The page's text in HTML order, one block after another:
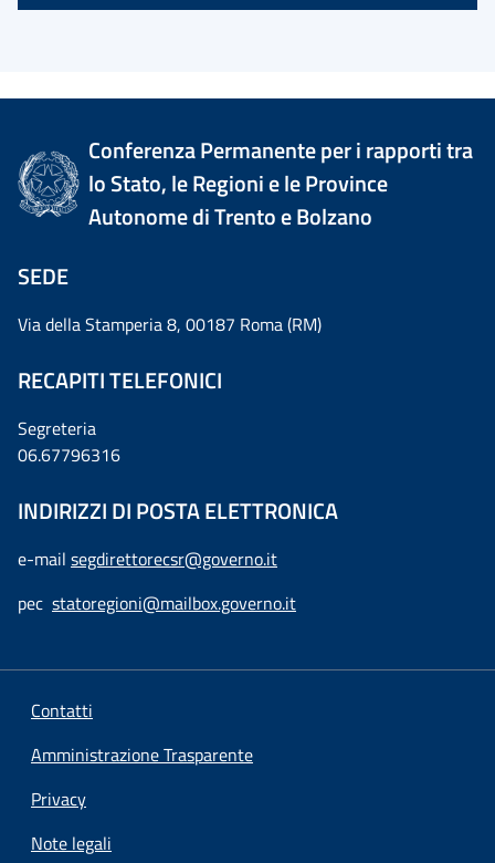
Conferenza Permanente per i rapporti tra
lo Stato, le Regioni e le Province
Autonome di Trento e Bolzano
SEDE
Via della Stamperia 8, 00187 Roma (RM)
RECAPITI TELEFONICI
Segreteria
06.67796316
INDIRIZZI DI POSTA ELETTRONICA
e-mail segdirettorecsr@governo.it
pec statoregioni@mailbox.governo.it
Contatti
Amministrazione Trasparente
Privacy
Note legali